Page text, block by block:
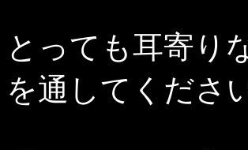
とっても耳寄り
を通してくださ